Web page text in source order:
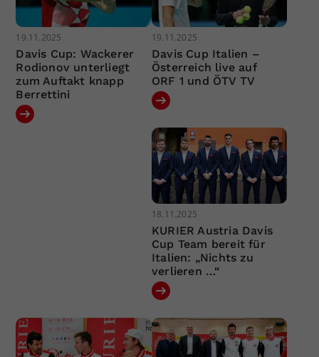
19.11.2025
Davis Cup: Wackerer
Rodionov unterliegt
zum Auftakt knapp
Berrettini
19.11.2025
Davis Cup Italien –
Österreich live auf
ORF 1 und ÖTV TV
18.11.2025
KURIER Austria Davis
Cup Team bereit für
Italien: „Nichts zu
verlieren …“